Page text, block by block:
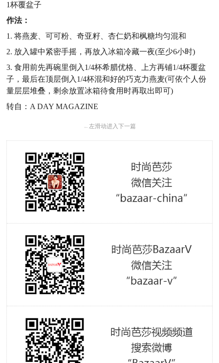
1杯覆盆子
作法：
1. 将燕麦、可可粉、奇亚籽、杏仁奶和枫糖均匀混和
2. 放入罐中紧密手摇，再放入冰箱冷藏一夜(至少6小时)
3. 食用前先再碗里倒入1/4杯希腊优格、上方再铺1/4杯覆盆
子，最后在顶层倒入1/4杯混和好的巧克力燕麦(可依个人份
量层层堆叠，剩余放置冰箱待食用时再取出即可)
转自：A DAY MAGAZINE
← 左滑动进入下一篇